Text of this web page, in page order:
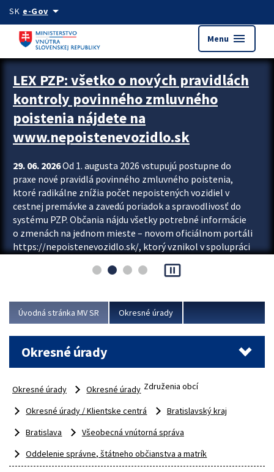
Preskocit na hlavný obsah
SK e-Govarrow_drop_down
Menu menu
Zastavit automatický posun upútavok
LEX PZP: všetko o nových pravidlách
kontroly povinného zmluvného
poistenia nájdete na
www.nepoistenevozidlo.sk
29. 06. 2026Od 1. augusta 2026 vstupujú postupne do
praxe nové pravidlá povinného zmluvného poistenia,
ktoré radikálne znížia počet nepoistených vozidiel v
cestnej premávke a zavedú poriadok a spravodlivosť do
systému PZP. Občania nájdu všetky potrebné informácie
o zmenách na jednom mieste – novom oficiálnom portáli
https://nepoistenevozidlo.sk/, ktorý vznikol v spolupráci
asociácie poisťovní (SLASPO) a Ministerstva vnútra SR.
Viac
pause_presentation
Úvodná stránka MV SR Okresné úrady
Okresné úrady
Okresné úrady
Okresné úrady
Okresné úrady / Klientske centrá
Bratislavský kraj
Bratislava
Všeobecná vnútorná správa
Oddelenie správne, štátneho občianstva a matrík
Združenia obcí